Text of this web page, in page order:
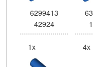
6299413
42924
1x 4x